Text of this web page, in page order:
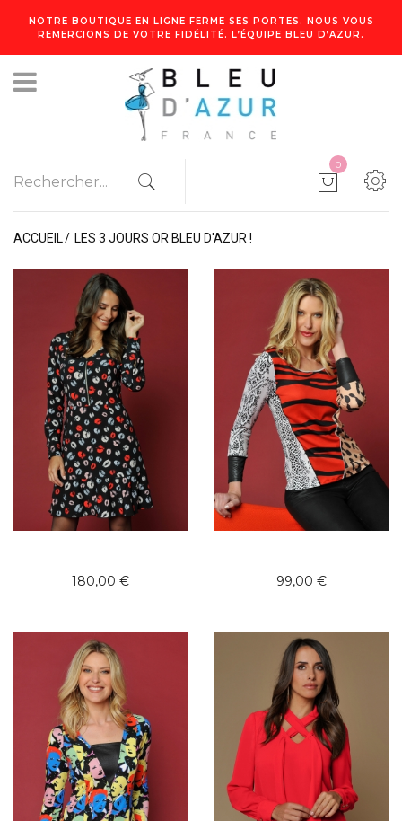
NOTRE BOUTIQUE EN LIGNE FERME SES PORTES. NOUS VOUS
REMERCIONS DE VOTRE FIDÉLITÉ. L’ÉQUIPE BLEU D’AZUR.
0
ACCUEIL LES 3 JOURS OR BLEU D'AZUR !
180,00 € 99,00 €